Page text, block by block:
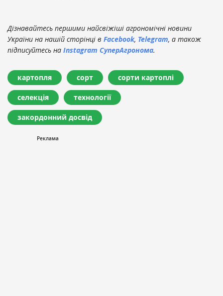
Дізнавайтесь першими найсвіжіші агрономічні новини
України на нашій сторінці в Facebook, Telegram, а також
підписуйтесь на Instagram СуперАгронома.
картопля сорт сорти картоплі
селекція технології
закордонний досвід